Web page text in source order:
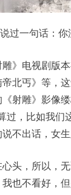
一句话：你
》电视剧版
北丐》等，
射雕》影像
过，比如我们
不出话，女生
头，所以，
我也不看好，